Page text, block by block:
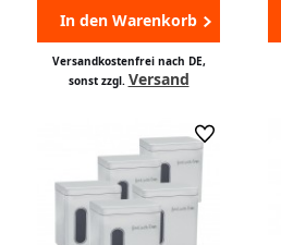
In den Warenkorb
Versandkostenfrei nach DE,
sonst zzgl. Versand